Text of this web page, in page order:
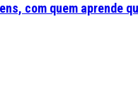
com quem aprende